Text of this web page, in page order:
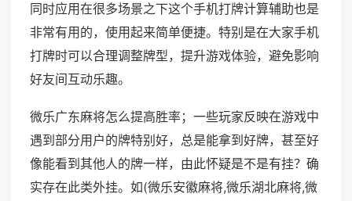
同时应用在很多场景之下这个手机打牌计算辅助也是
非常有用的，使用起来简单便捷。特别是在大家手机
打牌时可以合理调整牌型，提升游戏体验，避免影响
好友间互动乐趣。
微乐广东麻将怎么提高胜率；一些玩家反映在游戏中
遇到部分用户的牌特别好，总是能拿到好牌，甚至好
像能看到其他人的牌一样，由此怀疑是不是有挂？确
实存在此类外挂。如(微乐安徽麻将,微乐湖北麻将,微